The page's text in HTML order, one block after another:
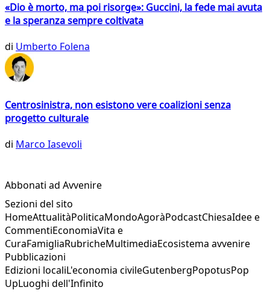
«Dio è morto, ma poi risorge»: Guccini, la fede mai avuta
e la speranza sempre coltivata
di Umberto Folena
Centrosinistra, non esistono vere coalizioni senza
progetto culturale
di Marco Iasevoli
Abbonati ad Avvenire
Sezioni del sito
HomeAttualitàPoliticaMondoAgoràPodcastChiesaIdee e
CommentiEconomiaVita e
CuraFamigliaRubricheMultimediaEcosistema avvenire
Pubblicazioni
Edizioni localiL'economia civileGutenbergPopotusPop
UpLuoghi dell'Infinito